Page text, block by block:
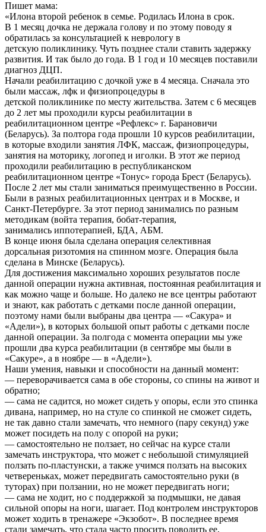
Пишет мама:
«Илона второй ребенок в семье. Родилась Илона в срок.
В 1 месяц дочка не держала голову и по этому поводу я
обратилась за консультацией к неврологу в
детскую поликлинику. Чуть позднее стали ставить задержку
развития. И так было до года. В 1 год и 10 месяцев поставили
диагноз ДЦП.
Начали реабилитацию с дочкой уже в 4 месяца. Сначала это
были массаж, лфк и физиопроцедуры в
детской поликлинике по месту жительства. Затем с 6 месяцев
до 2 лет мы проходили курсы реабилитации в
реабилитационном центре «Рефлекс» г. Барановичи
(Беларусь). За полтора года прошли 10 курсов реабилитации,
в которые входили занятия ЛФК, массаж, физиопроцедуры,
занятия на моторику, логопед и иголки. В этот же период
проходили реабилитацию в республиканском
реабилитационном центре «Тонус» города Брест (Беларусь).
После 2 лет мы стали заниматься преимущественно в России.
Были в разных реабилитационных центрах и в Москве, и
Санкт-Петербурге. За этот период занимались по разным
методикам (войта терапия, бобат-терапия,
занимались иппотерапией, БДА, АБМ.
В конце июня была сделана операция селективная
дорсальная ризотомия на спинном мозге. Операция была
сделана в Минске (Беларусь).
Для достижения максимально хороших результатов после
данной операции нужна активная, постоянная реабилитация и
как можно чаще и больше. Но далеко не все центры работают
и знают, как работать с детками после данной операции,
поэтому нами были выбраны два центра — «Сакура» и
«Адели»), в которых большой опыт работы с детками после
данной операции. За полгода с момента операции мы уже
прошли два курса реабилитации (в сентябре мы были в
«Сакуре», а в ноябре — в «Адели»).
Наши умения, навыки и способности на данный момент:
— переворачивается сама в обе стороны, со спины на живот и
обратно;
— сама не садится, но может сидеть у опоры, если это спинка
дивана, например, но на стуле со спинкой не сможет сидеть,
не так давно стали замечать, что немного (пару секунд) уже
может посидеть на полу с опорой на руки;
— самостоятельно не ползает, но сейчас на курсе стали
замечать инструктора, что может с небольшой стимуляцией
ползать по-пластунски, а также учимся ползать на высоких
четвереньках, может передвигать самостоятельно руки (в
туторах) при ползании, но не может передвигать ноги;
— сама не ходит, но с поддержкой за подмышки, не давая
сильной опоры на ноги, шагает. Под контролем инструкторов
может ходить в тренажере «Экзобот». В последнее время
стали замечать, что стала часто просить поводить ее,